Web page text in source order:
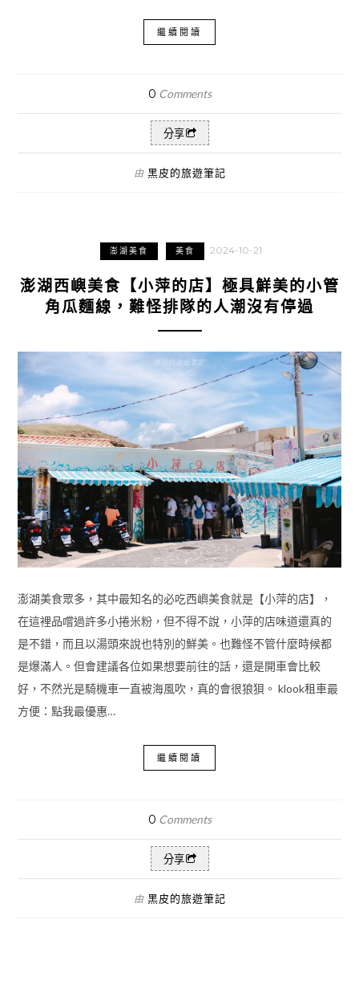
繼續閱讀
0 Comments
分享
由 黑皮的旅遊筆記
澎湖美食 美食 2024-10-21
澎湖西嶼美食【小萍的店】極具鮮美的小管
角瓜麵線，難怪排隊的人潮沒有停過
澎湖美食眾多，其中最知名的必吃西嶼美食就是【小萍的店】，
在這裡品嚐過許多小捲米粉，但不得不說，小萍的店味道還真的
是不錯，而且以湯頭來說也特別的鮮美。也難怪不管什麼時候都
是爆滿人。但會建議各位如果想要前往的話，還是開車會比較
好，不然光是騎機車一直被海風吹，真的會很狼狽。 klook租車最
方便：點我最優惠…
繼續閱讀
0 Comments
分享
由 黑皮的旅遊筆記